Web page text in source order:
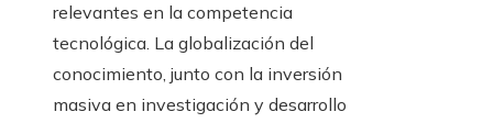
relevantes en la competencia
tecnológica. La globalización del
conocimiento, junto con la inversión
masiva en investigación y desarrollo